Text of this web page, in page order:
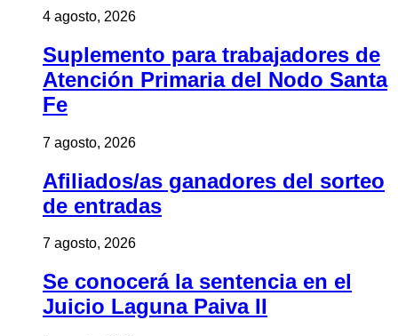
4 agosto, 2026
Suplemento para trabajadores de
Atención Primaria del Nodo Santa
Fe
7 agosto, 2026
Afiliados/as ganadores del sorteo
de entradas
7 agosto, 2026
Se conocerá la sentencia en el
Juicio Laguna Paiva II